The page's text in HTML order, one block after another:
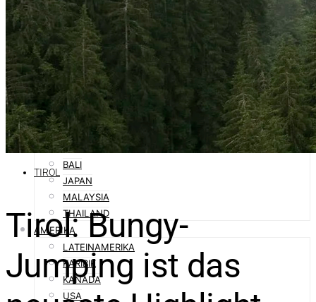
SÜDTIROL
ORIENT
ABU DHABI
DUBAI
OMAN
QATAR
SAUDI-ARABIEN
ASIEN
AUSTRALIEN
BALI
JAPAN
MALAYSIA
THAILAND
AMERIKA
LATEINAMERIKA
KARIBIK
KANADA
USA
TIROL
Tirol: Bungy-
Jumping ist das